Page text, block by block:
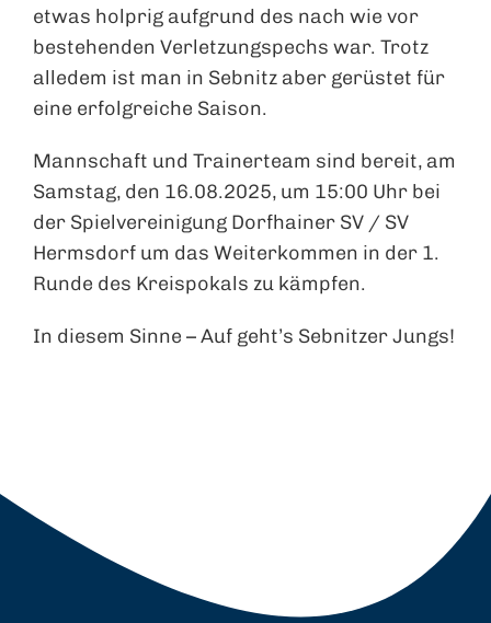
etwas holprig aufgrund des nach wie vor
bestehenden Verletzungspechs war. Trotz
alledem ist man in Sebnitz aber gerüstet für
eine erfolgreiche Saison.
Mannschaft und Trainerteam sind bereit, am
Samstag, den 16.08.2025, um 15:00 Uhr bei
der Spielvereinigung Dorfhainer SV / SV
Hermsdorf um das Weiterkommen in der 1.
Runde des Kreispokals zu kämpfen.
In diesem Sinne – Auf geht’s Sebnitzer Jungs!